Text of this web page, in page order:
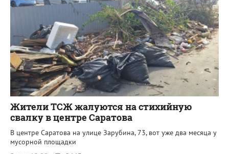
Жители ТСЖ жалуются на стихийную
свалку в центре Саратова
В центре Саратова на улице Зарубина, 73, вот уже два месяца у
мусорной площадки